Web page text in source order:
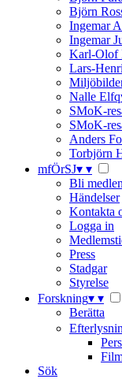
Björn
Ingemar
Ingemar
Karl-Olof
Lars-
Nalle
SMoK-
SMoK-
Anders
Torbjörn
mfÖrSJ▾ ▾
Bli
Händelser
Kontakta
Logga in
Press
Stadgar
Styrelse
Forskning▾ ▾
Berätta
Sök